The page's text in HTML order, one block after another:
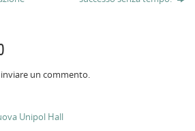
un commento.
Unipol Hall